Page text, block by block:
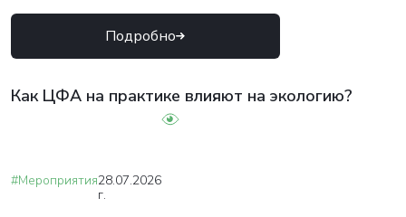
Подробно
Как ЦФА на практике влияют на экологию?
#Мероприятия28.07.2026
г.